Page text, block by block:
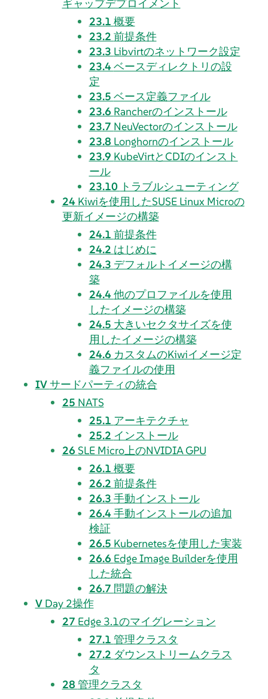
ギャップデプロイメント
23.1 概要
23.2 前提条件
23.3 Libvirtのネットワーク設定
23.4ベースディレクトリの設
定
23.5 ベース定義ファイル
23.6 Rancherのインストール
23.7 NeuVectorのインストール
23.8 Longhornのインストール
23.9 KubeVirtとCDIのインスト
ール
23.10 トラブルシューティング
24 Kiwiを使用したSUSE Linux Microの
更新イメージの構築
24.1 前提条件
24.2 はじめに
24.3 デフォルトイメージの構
築
24.4他のプロファイルを使用
したイメージの構築
24.5 大きいセクタサイズを使
用したイメージの構築
24.6 カスタムのKiwiイメージ定
義ファイルの使用
IVサードパーティの統合
25 NATS
25.1 アーキテクチャ
25.2 インストール
26 SLE Micro上のNVIDIA GPU
26.1 概要
26.2 前提条件
26.3 手動インストール
26.4手動インストールの追加
検証
26.5 Kubernetesを使用した実装
26.6 Edge Image Builderを使用
した統合
26.7 問題の解決
V Day 2操作
27 Edge 3.1のマイグレーション
27.1 管理クラスタ
27.2 ダウンストリームクラス
タ
28 管理クラスタ